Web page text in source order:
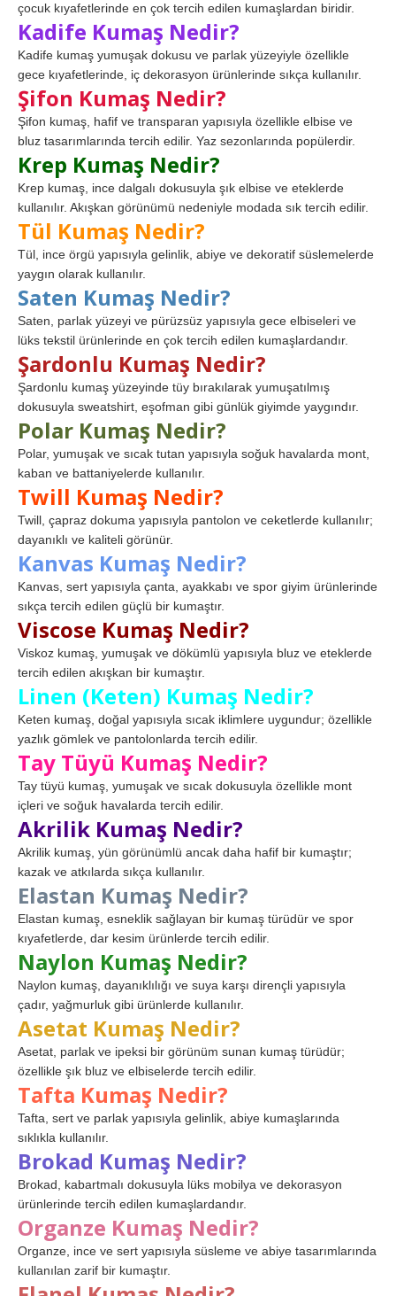
çocuk kıyafetlerinde en çok tercih edilen kumaşlardan biridir.
Kadife Kumaş Nedir?
Kadife kumaş yumuşak dokusu ve parlak yüzeyiyle özellikle
gece kıyafetlerinde, iç dekorasyon ürünlerinde sıkça kullanılır.
Şifon Kumaş Nedir?
Şifon kumaş, hafif ve transparan yapısıyla özellikle elbise ve
bluz tasarımlarında tercih edilir. Yaz sezonlarında popülerdir.
Krep Kumaş Nedir?
Krep kumaş, ince dalgalı dokusuyla şık elbise ve eteklerde
kullanılır. Akışkan görünümü nedeniyle modada sık tercih edilir.
Tül Kumaş Nedir?
Tül, ince örgü yapısıyla gelinlik, abiye ve dekoratif süslemelerde
yaygın olarak kullanılır.
Saten Kumaş Nedir?
Saten, parlak yüzeyi ve pürüzsüz yapısıyla gece elbiseleri ve
lüks tekstil ürünlerinde en çok tercih edilen kumaşlardandır.
Şardonlu Kumaş Nedir?
Şardonlu kumaş yüzeyinde tüy bırakılarak yumuşatılmış
dokusuyla sweatshirt, eşofman gibi günlük giyimde yaygındır.
Polar Kumaş Nedir?
Polar, yumuşak ve sıcak tutan yapısıyla soğuk havalarda mont,
kaban ve battaniyelerde kullanılır.
Twill Kumaş Nedir?
Twill, çapraz dokuma yapısıyla pantolon ve ceketlerde kullanılır;
dayanıklı ve kaliteli görünür.
Kanvas Kumaş Nedir?
Kanvas, sert yapısıyla çanta, ayakkabı ve spor giyim ürünlerinde
sıkça tercih edilen güçlü bir kumaştır.
Viscose Kumaş Nedir?
Viskoz kumaş, yumuşak ve dökümlü yapısıyla bluz ve eteklerde
tercih edilen akışkan bir kumaştır.
Linen (Keten) Kumaş Nedir?
Keten kumaş, doğal yapısıyla sıcak iklimlere uygundur; özellikle
yazlık gömlek ve pantolonlarda tercih edilir.
Tay Tüyü Kumaş Nedir?
Tay tüyü kumaş, yumuşak ve sıcak dokusuyla özellikle mont
içleri ve soğuk havalarda tercih edilir.
Akrilik Kumaş Nedir?
Akrilik kumaş, yün görünümlü ancak daha hafif bir kumaştır;
kazak ve atkılarda sıkça kullanılır.
Elastan Kumaş Nedir?
Elastan kumaş, esneklik sağlayan bir kumaş türüdür ve spor
kıyafetlerde, dar kesim ürünlerde tercih edilir.
Naylon Kumaş Nedir?
Naylon kumaş, dayanıklılığı ve suya karşı dirençli yapısıyla
çadır, yağmurluk gibi ürünlerde kullanılır.
Asetat Kumaş Nedir?
Asetat, parlak ve ipeksi bir görünüm sunan kumaş türüdür;
özellikle şık bluz ve elbiselerde tercih edilir.
Tafta Kumaş Nedir?
Tafta, sert ve parlak yapısıyla gelinlik, abiye kumaşlarında
sıklıkla kullanılır.
Brokad Kumaş Nedir?
Brokad, kabartmalı dokusuyla lüks mobilya ve dekorasyon
ürünlerinde tercih edilen kumaşlardandır.
Organze Kumaş Nedir?
Organze, ince ve sert yapısıyla süsleme ve abiye tasarımlarında
kullanılan zarif bir kumaştır.